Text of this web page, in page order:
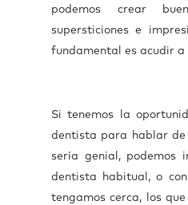
podemos crear
supersticiones e
fundamental es acudir a
Si tenemos la
dentista para hablar de
sería genial, podemos
dentista habitual, o
tengamos cerca, los